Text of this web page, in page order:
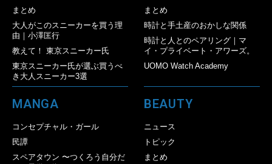
まとめ
大人がこのスニーカーを買う理
由｜小澤匡行
教えて！ 東京スニーカー氏
東京スニーカー氏が選ぶ買うべ
き大人スニーカー3選
まとめ
時計と手土産のおかしな関係
時計と人とのペアリング｜マ
イ・プライベート・アワーズ。
UOMO Watch Academy
MANGA
コンセプチャル・ガール
民譚
スペアタウン 〜つくろう自分だ
BEAUTY
ニュース
トピック
まとめ